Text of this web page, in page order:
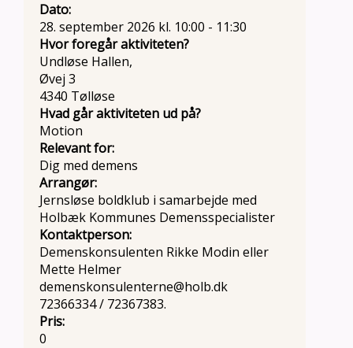
Dato:
28. september 2026 kl. 10:00 - 11:30
Hvor foregår aktiviteten?
Undløse Hallen,
Øvej 3
4340 Tølløse
Hvad går aktiviteten ud på?
Motion
Relevant for:
Dig med demens
Arrangør:
Jernsløse boldklub i samarbejde med
Holbæk Kommunes Demensspecialister
Kontaktperson:
Demenskonsulenten Rikke Modin eller
Mette Helmer
demenskonsulenterne@holb.dk
72366334 / 72367383.
Pris:
0